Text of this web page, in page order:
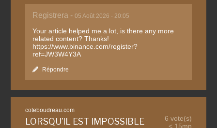
Registrera -05 Août 2026 - 20:05
Your article helped me a lot, is there any more
related content? Thanks!
https://www.binance.com/register?
ref=JW3W4Y3A
Répondre
coteboudreau.com
LORSQU’IL EST IMPOSSIBLE
6 vote(s)
< 15mn